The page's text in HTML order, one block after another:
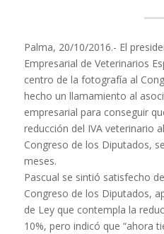
Palma, 20/10/2016.- El
Empresarial de Veterinarios
centro de la fotografía al
hecho un llamamiento al
empresarial para conseguir
reducción del IVA veterinario
Congreso de los Diputados,
meses.
Pascual se sintió satisfecho
Congreso de los Diputados,
de Ley que contempla la
10%, pero indicó que “ahora